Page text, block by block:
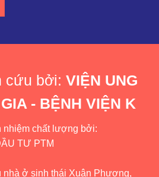
cứu bởi: VIỆN UNG
- BỆNH VIỆN K
nhiệm chất lượng bởi:
TƯ PTM
ở sinh thái Xuân Phương,